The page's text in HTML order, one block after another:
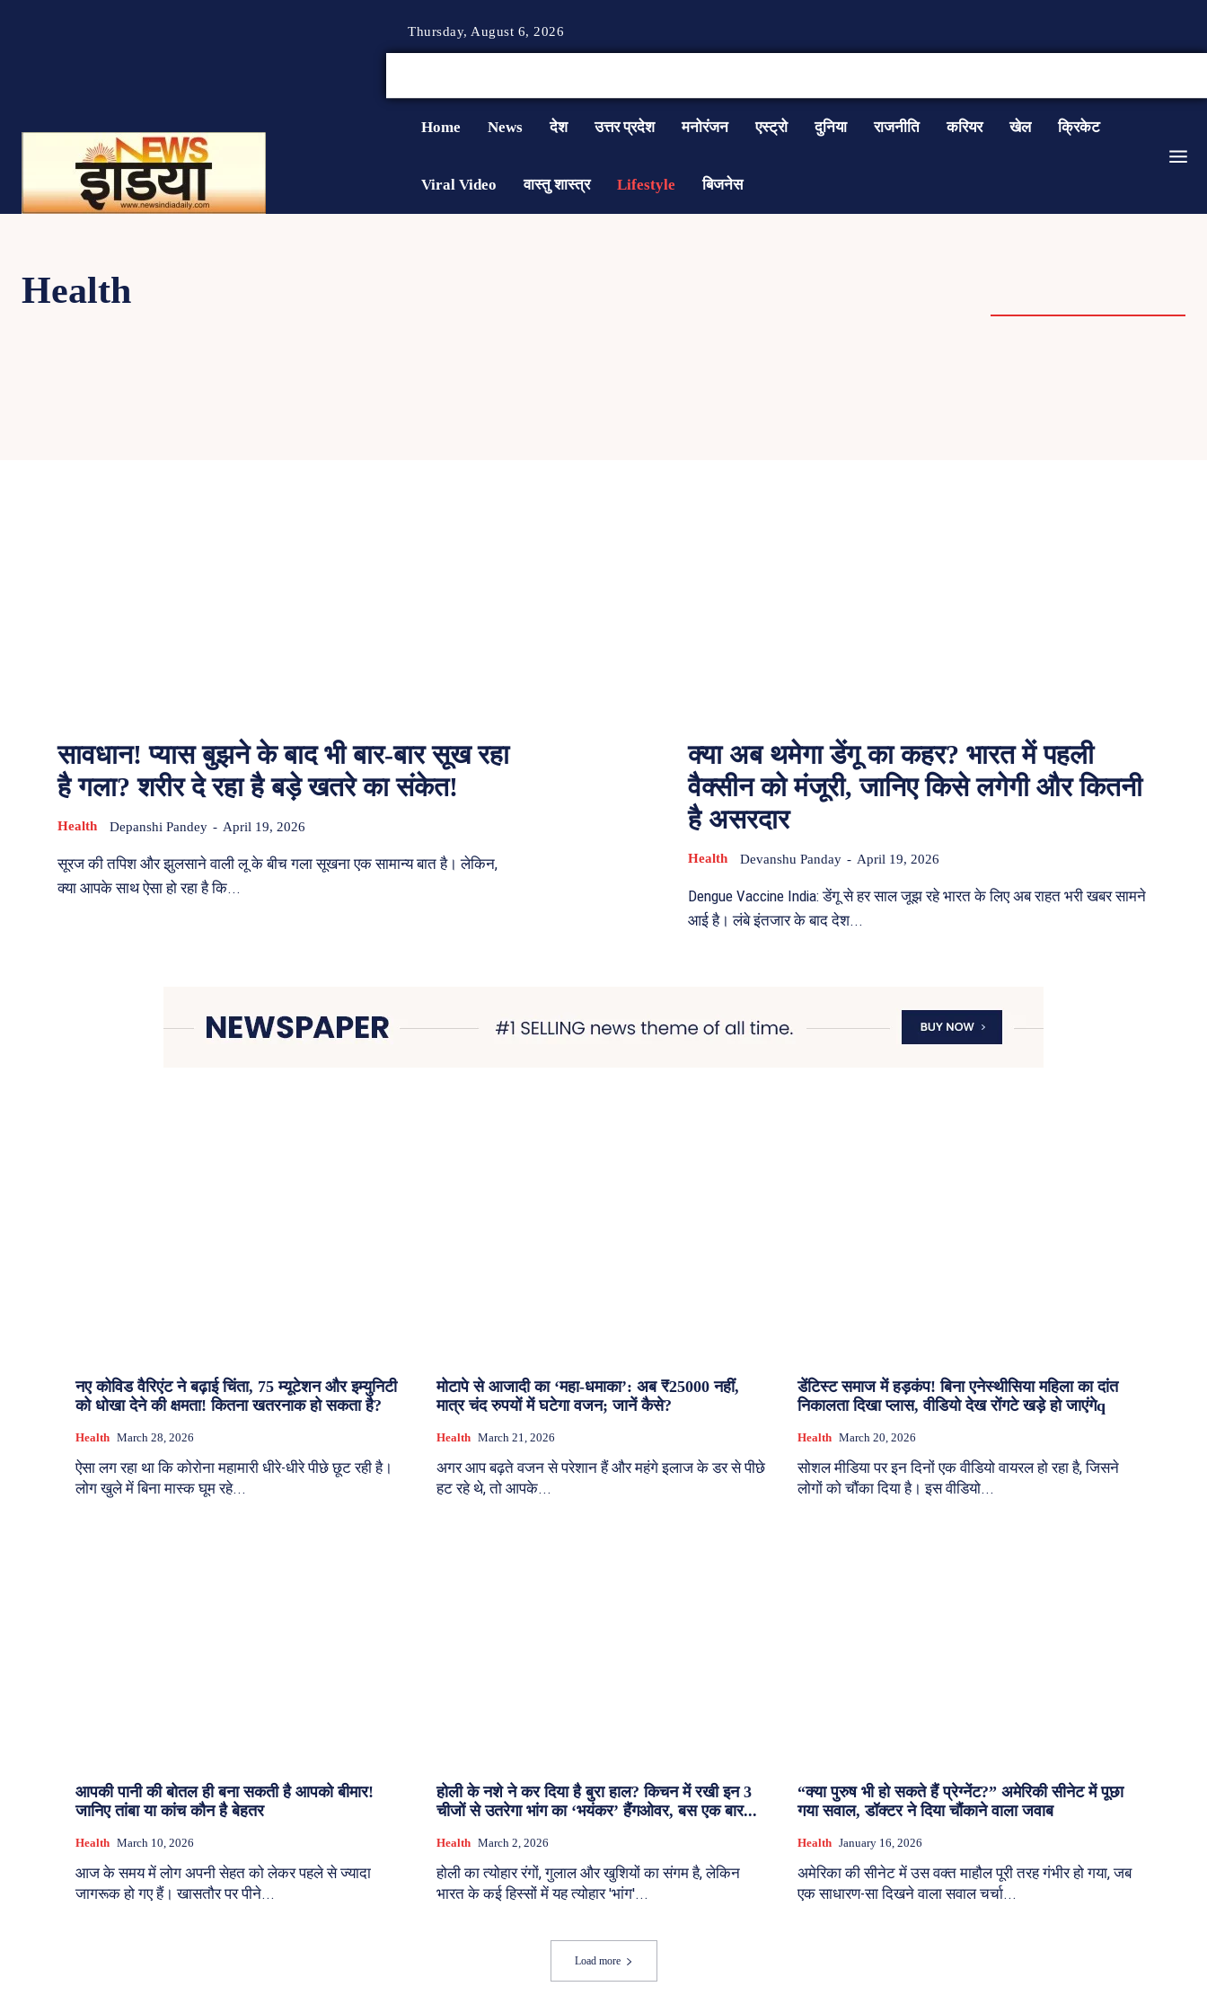
Thursday, August 6, 2026
Home News देश उत्तर प्रदेश मनोरंजन एस्ट्रो दुनिया राजनीति करियर खेल क्रिकेट
Viral Video वास्तु शास्त्र Lifestyle बिजनेस
Health
सावधान! प्यास बुझने के बाद भी बार-बार सूख रहा
है गला? शरीर दे रहा है बड़े खतरे का संकेत!
Health Depanshi Pandey - April 19, 2026
सूरज की तपिश और झुलसाने वाली लू के बीच गला सूखना एक सामान्य बात है। लेकिन,
क्या आपके साथ ऐसा हो रहा है कि...
क्या अब थमेगा डेंगू का कहर? भारत में पहली
वैक्सीन को मंजूरी, जानिए किसे लगेगी और कितनी
है असरदार
Health Devanshu Panday - April 19, 2026
Dengue Vaccine India: डेंगू से हर साल जूझ रहे भारत के लिए अब राहत भरी खबर सामने
आई है। लंबे इंतजार के बाद देश...
नए कोविड वैरिएंट ने बढ़ाई चिंता, 75 म्यूटेशन और इम्युनिटी
को धोखा देने की क्षमता! कितना खतरनाक हो सकता है?
Health March 28, 2026
ऐसा लग रहा था कि कोरोना महामारी धीरे-धीरे पीछे छूट रही है।
लोग खुले में बिना मास्क घूम रहे...
मोटापे से आजादी का ‘महा-धमाका’: अब ₹25000 नहीं,
मात्र चंद रुपयों में घटेगा वजन; जानें कैसे?
Health March 21, 2026
अगर आप बढ़ते वजन से परेशान हैं और महंगे इलाज के डर से पीछे
हट रहे थे, तो आपके...
डेंटिस्ट समाज में हड़कंप! बिना एनेस्थीसिया महिला का दांत
निकालता दिखा प्लास, वीडियो देख रोंगटे खड़े हो जाएंगेq
Health March 20, 2026
सोशल मीडिया पर इन दिनों एक वीडियो वायरल हो रहा है, जिसने
लोगों को चौंका दिया है। इस वीडियो...
आपकी पानी की बोतल ही बना सकती है आपको बीमार!
जानिए तांबा या कांच कौन है बेहतर
Health March 10, 2026
आज के समय में लोग अपनी सेहत को लेकर पहले से ज्यादा
जागरूक हो गए हैं। खासतौर पर पीने...
होली के नशे ने कर दिया है बुरा हाल? किचन में रखी इन 3
चीजों से उतरेगा भांग का ‘भयंकर’ हैंगओवर, बस एक बार...
Health March 2, 2026
होली का त्योहार रंगों, गुलाल और खुशियों का संगम है, लेकिन
भारत के कई हिस्सों में यह त्योहार 'भांग'...
“क्या पुरुष भी हो सकते हैं प्रेग्नेंट?” अमेरिकी सीनेट में पूछा
गया सवाल, डॉक्टर ने दिया चौंकाने वाला जवाब
Health January 16, 2026
अमेरिका की सीनेट में उस वक्त माहौल पूरी तरह गंभीर हो गया, जब
एक साधारण-सा दिखने वाला सवाल चर्चा...
Load more